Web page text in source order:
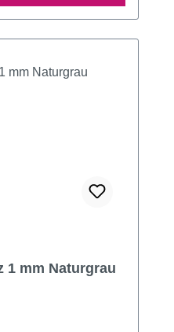
1 mm Naturgrau